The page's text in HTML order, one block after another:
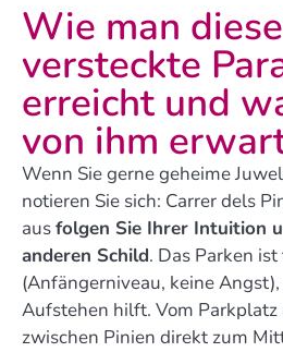
Wie man
versteckte
erreicht und
von ihm
Wenn Sie gerne geheime
notieren Sie sich: Carrer dels
ausfolgen Sie Ihrer Intuition
anderen Schild. Das Parken
(Anfängerniveau, keine
Aufstehen hilft. Vom
zwischen Pinien direkt zum